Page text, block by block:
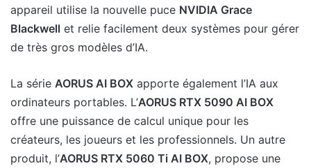
appareil utilise la nouvelle puce NVIDIA Grace
Blackwell et relie facilement deux systèmes pour gérer
de très gros modèles d’IA.
La série AORUS AI BOX apporte également l’IA aux
ordinateurs portables. L’AORUS RTX 5090 AI BOX
offre une puissance de calcul unique pour les
créateurs, les joueurs et les professionnels. Un autre
produit, l’AORUS RTX 5060 Ti AI BOX, propose une